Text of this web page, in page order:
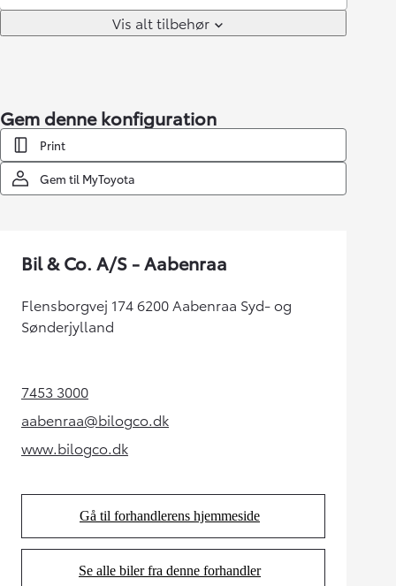
Vis alt tilbehør
Gem denne konfiguration
Print
Gem til MyToyota
Bil & Co. A/S - Aabenraa
Flensborgvej 174 6200 Aabenraa Syd- og
Sønderjylland
7453 3000(Opens in new tab)
aabenraa@bilogco.dk
(Opens in new tab)
www.bilogco.dk(Opens in new tab)
Gå til forhandlerens hjemmeside
(Opens in new tab)
Se alle biler fra denne forhandler
(Opens in new tab)